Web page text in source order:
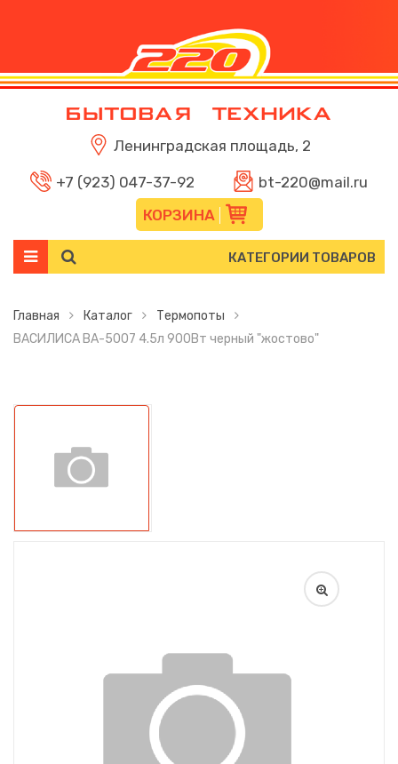
Ленинградская площадь, 2
+7 (923) 047-37-92
bt-220@mail.ru
КОРЗИНА
КАТЕГОРИИ ТОВАРОВ
Главная Каталог
Термопоты
ВАСИЛИСА ВА-5007 4.5л 900Вт черный "жостово"